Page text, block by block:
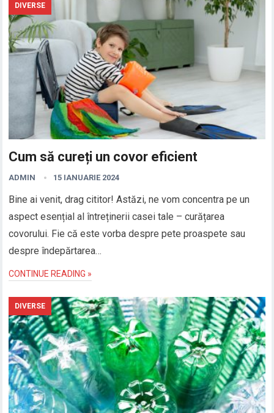
DIVERSE
Cum să cureți un covor eficient
ADMIN 15 IANUARIE 2024
Bine ai venit, drag cititor! Astăzi, ne vom concentra pe un
aspect esențial al întreținerii casei tale – curățarea
covorului. Fie că este vorba despre pete proaspete sau
despre îndepărtarea…
CONTINUE READING »
DIVERSE